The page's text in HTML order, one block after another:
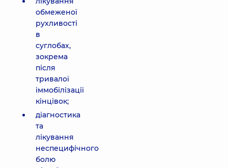
обмеженої
рухливості
в
суглобах,
зокрема
після
тривалої
іммобілізації
кінцівок;
діагностика
та
лікування
неспецифічного
болю